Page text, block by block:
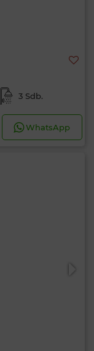
3 Sdb.
WhatsApp